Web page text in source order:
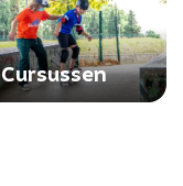
Cursussen